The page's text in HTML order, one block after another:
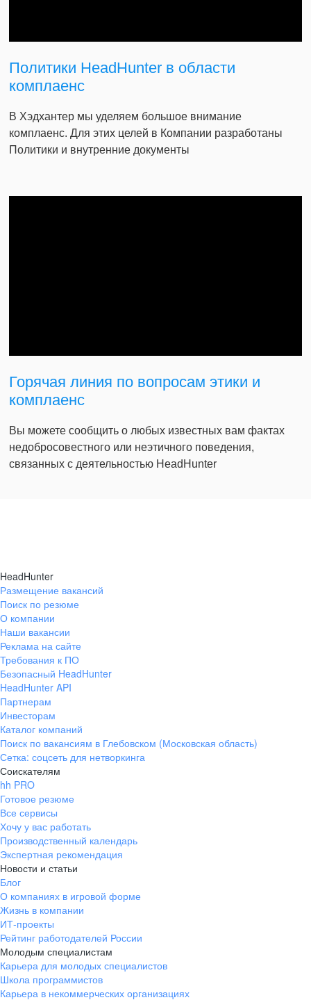
Политики HeadHunter в области
комплаенс
В Хэдхантер мы уделяем большое внимание
комплаенс. Для этих целей в Компании разработаны
Политики и внутренние документы
Горячая линия по вопросам этики и
комплаенс
Вы можете сообщить о любых известных вам фактах
недобросовестного или неэтичного поведения,
связанных с деятельностью HeadHunter
HeadHunter
Размещение вакансий
Поиск по резюме
О компании
Наши вакансии
Реклама на сайте
Требования к ПО
Безопасный HeadHunter
HeadHunter API
Партнерам
Инвесторам
Каталог компаний
Поиск по вакансиям в Глебовском (Московская область)
Сетка: соцсеть для нетворкинга
Соискателям
hh PRO
Готовое резюме
Все сервисы
Хочу у вас работать
Производственный календарь
Экспертная рекомендация
Новости и статьи
Блог
О компаниях в игровой форме
Жизнь в компании
ИТ-проекты
Рейтинг работодателей России
Молодым специалистам
Карьера для молодых специалистов
Школа программистов
Карьера в некоммерческих организациях